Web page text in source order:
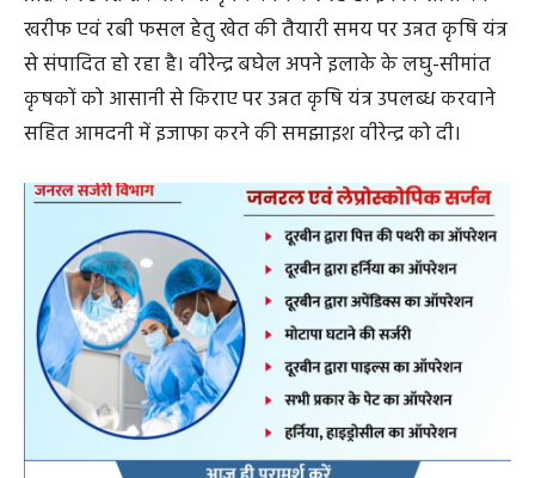
खरीफ एवं रबी फसल हेतु खेत की तैयारी समय पर उन्नत कृषि यंत्र
से संपादित हो रहा है। वीरेन्द्र बघेल अपने इलाके के लघु-सीमांत
कृषकों को आसानी से किराए पर उन्नत कृषि यंत्र उपलब्ध करवाने
सहित आमदनी में इजाफा करने की समझाइश वीरेन्द्र को दी।